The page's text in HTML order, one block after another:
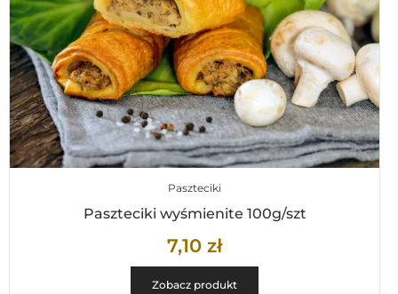
Paszteciki
Paszteciki wyśmienite 100g/szt
7,10 zł
Zobacz produkt